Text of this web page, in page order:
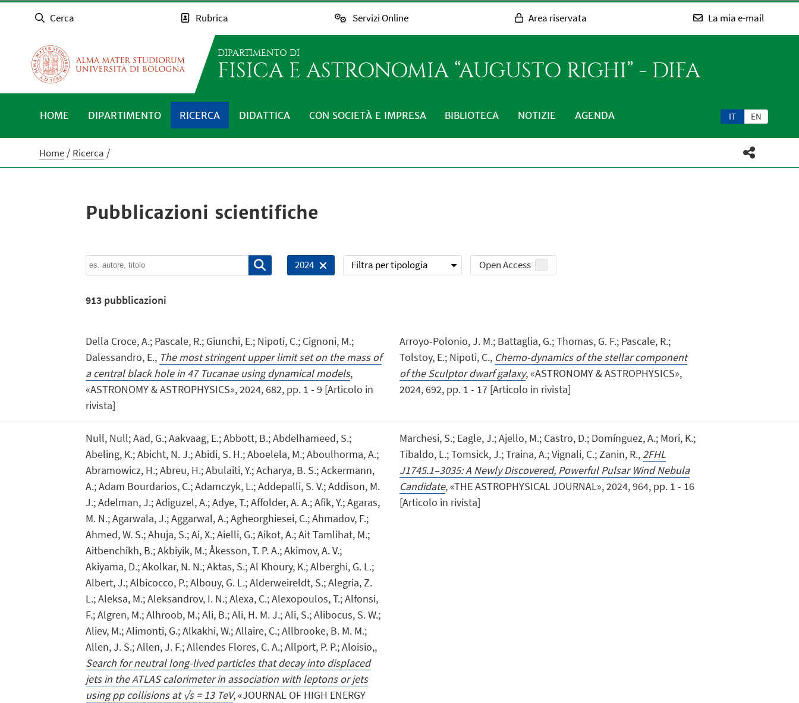
Cerca Rubrica Servizi Online Area riservata La mia e-mail
DIPARTIMENTO DI
FISICA E ASTRONOMIA “AUGUSTO RIGHI” - DIFA
IT EN
HOME DIPARTIMENTO RICERCA DIDATTICA CON SOCIETÀ E IMPRESA BIBLIOTECA NOTIZIE AGENDA
Home Ricerca
Pubblicazioni scientifiche
2024 Filtra per tipologia Open Access
913pubblicazioni
Della Croce, A.; Pascale, R.; Giunchi, E.; Nipoti, C.; Cignoni, M.;
Dalessandro, E., The most stringent upper limit set on the mass of
a central black hole in 47 Tucanae using dynamical models,
«ASTRONOMY & ASTROPHYSICS», 2024, 682, pp. 1 - 9 [Articolo in
rivista]
Arroyo-Polonio, J. M.; Battaglia, G.; Thomas, G. F.; Pascale, R.;
Tolstoy, E.; Nipoti, C., Chemo-dynamics of the stellar component
of the Sculptor dwarf galaxy, «ASTRONOMY & ASTROPHYSICS»,
2024, 692, pp. 1 - 17 [Articolo in rivista]
Null, Null; Aad, G.; Aakvaag, E.; Abbott, B.; Abdelhameed, S.;
Abeling, K.; Abicht, N. J.; Abidi, S. H.; Aboelela, M.; Aboulhorma, A.;
Abramowicz, H.; Abreu, H.; Abulaiti, Y.; Acharya, B. S.; Ackermann,
A.; Adam Bourdarios, C.; Adamczyk, L.; Addepalli, S. V.; Addison, M.
J.; Adelman, J.; Adiguzel, A.; Adye, T.; Affolder, A. A.; Afik, Y.; Agaras,
M. N.; Agarwala, J.; Aggarwal, A.; Agheorghiesei, C.; Ahmadov, F.;
Ahmed, W. S.; Ahuja, S.; Ai, X.; Aielli, G.; Aikot, A.; Ait Tamlihat, M.;
Aitbenchikh, B.; Akbiyik, M.; Åkesson, T. P. A.; Akimov, A. V.;
Akiyama, D.; Akolkar, N. N.; Aktas, S.; Al Khoury, K.; Alberghi, G. L.;
Albert, J.; Albicocco, P.; Albouy, G. L.; Alderweireldt, S.; Alegria, Z.
L.; Aleksa, M.; Aleksandrov, I. N.; Alexa, C.; Alexopoulos, T.; Alfonsi,
F.; Algren, M.; Alhroob, M.; Ali, B.; Ali, H. M. J.; Ali, S.; Alibocus, S. W.;
Aliev, M.; Alimonti, G.; Alkakhi, W.; Allaire, C.; Allbrooke, B. M. M.;
Allen, J. S.; Allen, J. F.; Allendes Flores, C. A.; Allport, P. P.; Aloisio,,
Search for neutral long-lived particles that decay into displaced
jets in the ATLAS calorimeter in association with leptons or jets
using pp collisions at √s = 13 TeV, «JOURNAL OF HIGH ENERGY
Marchesi, S.; Eagle, J.; Ajello, M.; Castro, D.; Domínguez, A.; Mori, K.;
Tibaldo, L.; Tomsick, J.; Traina, A.; Vignali, C.; Zanin, R.,2FHL
J1745.1–3035: A Newly Discovered, Powerful Pulsar Wind Nebula
Candidate, «THE ASTROPHYSICAL JOURNAL», 2024, 964, pp. 1 - 16
[Articolo in rivista]